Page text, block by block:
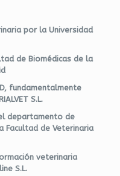
por la Universidad
de Biomédicas de la
fundamentalmente
S.L.
departamento de
Facultad de Veterinaria
veterinaria
S.L.